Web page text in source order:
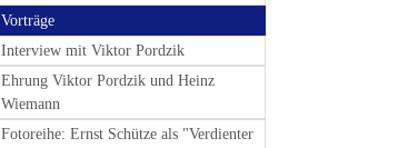
Vorträge
Interview mit Viktor Pordzik
Ehrung Viktor Pordzik und Heinz
Wiemann
Fotoreihe: Ernst Schütze als "Verdienter